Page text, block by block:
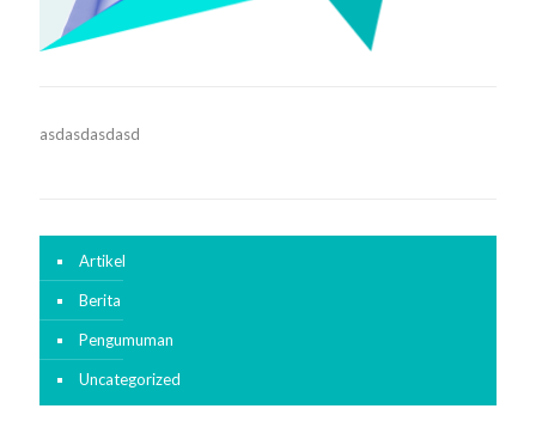
asdasdasdasd
Artikel
Berita
Pengumuman
Uncategorized